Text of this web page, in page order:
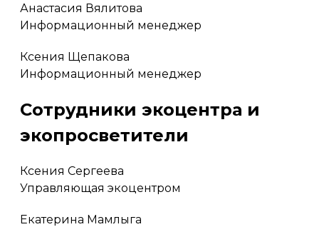
Анастасия Вялитова
Информационный менеджер
Ксения Щепакова
Информационный менеджер
Сотрудники экоцентра и
экопросветители
Ксения Сергеева
Управляющая экоцентром
Екатерина Мамлыга